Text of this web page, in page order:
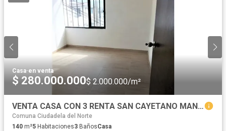
Casa·en venta
$ 280.000.000$ 2.000.000/m²
VENTA CASA CON 3 RENTA SAN CAYETANO MANIZALES | CASA EN VENTA
Comuna Ciudadela del Norte
140 m²5 Habitaciones3 BañosCasa